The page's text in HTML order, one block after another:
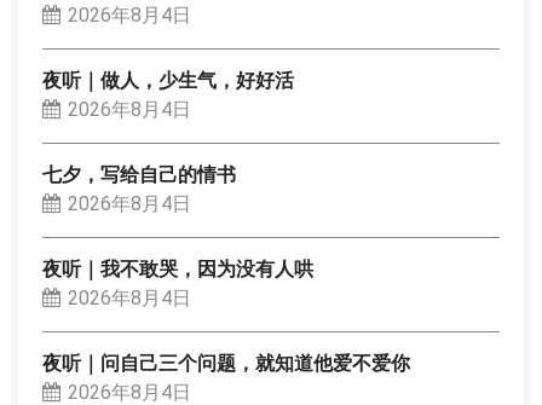
2026年8月4日
夜听｜做人，少生气，好好活
2026年8月4日
七夕，写给自己的情书
2026年8月4日
夜听｜我不敢哭，因为没有人哄
2026年8月4日
夜听｜问自己三个问题，就知道他爱不爱你
2026年8月4日